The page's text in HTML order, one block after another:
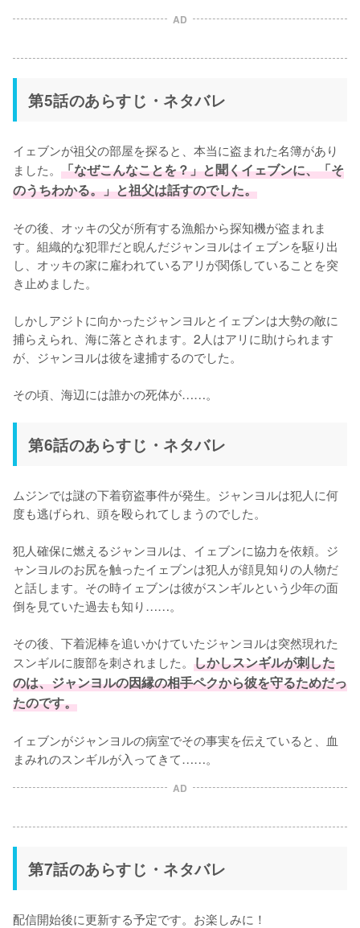
AD
第5話のあらすじ・ネタバレ
イェブンが祖父の部屋を探ると、本当に盗まれた名簿があり
ました。 「なぜこんなことを？」と聞くイェブンに、「そ
のうちわかる。」と祖父は話すのでした。
その後、オッキの父が所有する漁船から探知機が盗まれま
す。組織的な犯罪だと睨んだジャンヨルはイェブンを駆り出
し、オッキの家に雇われているアリが関係していることを突
き止めました。
しかしアジトに向かったジャンヨルとイェブンは大勢の敵に
捕らえられ、海に落とされます。2人はアリに助けられます
が、ジャンヨルは彼を逮捕するのでした。
その頃、海辺には誰かの死体が……。
第6話のあらすじ・ネタバレ
ムジンでは謎の下着窃盗事件が発生。ジャンヨルは犯人に何
度も逃げられ、頭を殴られてしまうのでした。
犯人確保に燃えるジャンヨルは、イェブンに協力を依頼。ジ
ャンヨルのお尻を触ったイェブンは犯人が顔見知りの人物だ
と話します。その時イェブンは彼がスンギルという少年の面
倒を見ていた過去も知り……。
その後、下着泥棒を追いかけていたジャンヨルは突然現れた
スンギルに腹部を刺されました。 しかしスンギルが刺した
のは、ジャンヨルの因縁の相手ペクから彼を守るためだっ
たのです。
イェブンがジャンヨルの病室でその事実を伝えていると、血
まみれのスンギルが入ってきて……。
AD
第7話のあらすじ・ネタバレ
配信開始後に更新する予定です。お楽しみに！